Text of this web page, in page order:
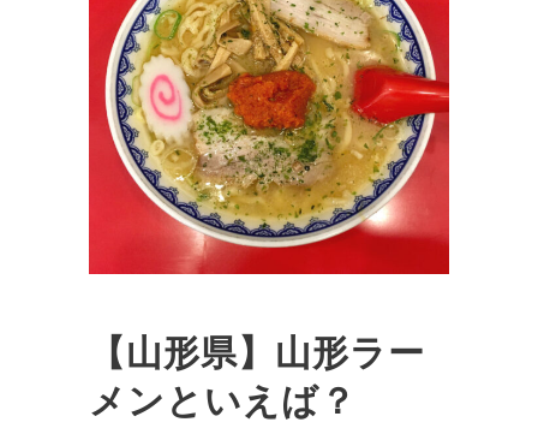
【山形県】山形ラー
メンといえば？